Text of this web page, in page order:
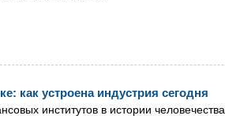
как устроена индустрия сегодня
институтов в истории человечества